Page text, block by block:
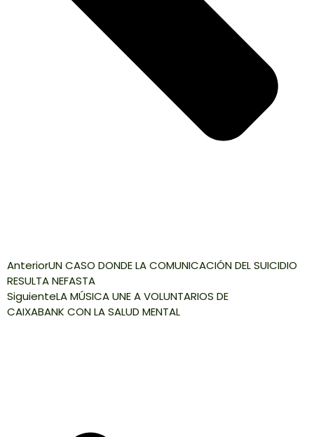
AnteriorUN CASO DONDE LA COMUNICACIÓN DEL SUICIDIO
RESULTA NEFASTA
SiguienteLA MÚSICA UNE A VOLUNTARIOS DE
CAIXABANK CON LA SALUD MENTAL